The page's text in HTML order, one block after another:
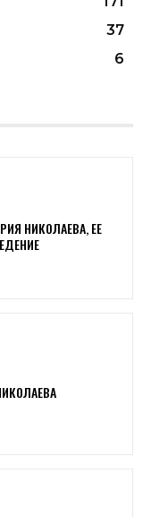
37
6
НИКОЛАЕВА, ЕЕ